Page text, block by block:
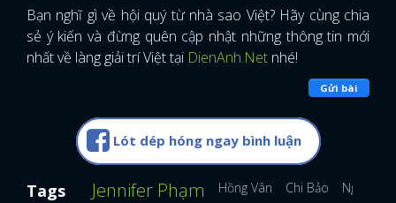
Bạn nghĩ gì về hội quý từ nhà sao Việt? Hãy cùng chia
sẻ ý kiến và đừng quên cập nhật những thông tin mới
nhất về làng giải trí Việt tại DienAnh.Net nhé!
Gửi bài
Lót dép hóng ngay bình luận
Tags Jennifer Phạm Hồng Vân Chi Bảo Nguyệt